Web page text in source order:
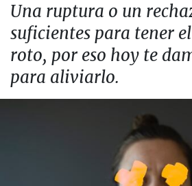
Una ruptura o un
suficientes para tener
roto, por eso hoy te
para aliviarlo.